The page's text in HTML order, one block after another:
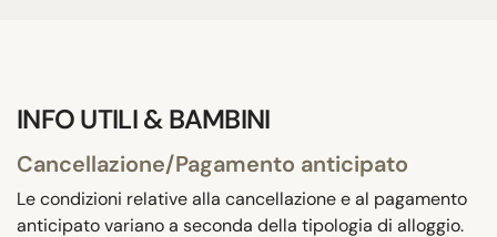
INFO UTILI & BAMBINI
Cancellazione/Pagamento anticipato
Le condizioni relative alla cancellazione e al pagamento
anticipato variano a seconda della tipologia di alloggio.